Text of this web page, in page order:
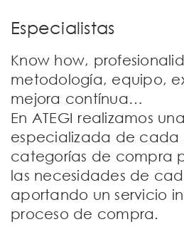
Especialistas
Know how,
metodología, equipo,
mejora contínua…
En ATEGI realizamos
especializada de cada
categorías de compra
las necesidades de
aportando un servicio
proceso de compra.